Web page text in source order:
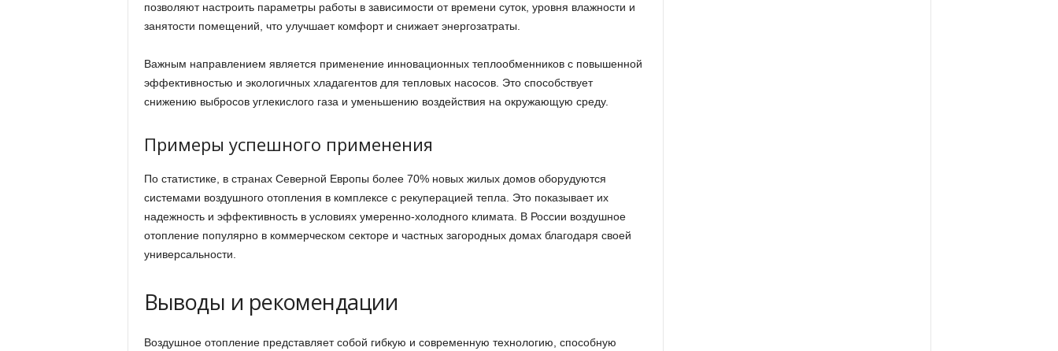
позволяют настроить параметры работы в зависимости от времени суток, уровня влажности и
занятости помещений, что улучшает комфорт и снижает энергозатраты.
Важным направлением является применение инновационных теплообменников с повышенной
эффективностью и экологичных хладагентов для тепловых насосов. Это способствует
снижению выбросов углекислого газа и уменьшению воздействия на окружающую среду.
Примеры успешного применения
По статистике, в странах Северной Европы более 70% новых жилых домов оборудуются
системами воздушного отопления в комплексе с рекуперацией тепла. Это показывает их
надежность и эффективность в условиях умеренно-холодного климата. В России воздушное
отопление популярно в коммерческом секторе и частных загородных домах благодаря своей
универсальности.
Выводы и рекомендации
Воздушное отопление представляет собой гибкую и современную технологию, способную